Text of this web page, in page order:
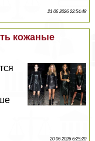
21 06 2026 22:54:48
кожаные
20 06 2026 6:25:20